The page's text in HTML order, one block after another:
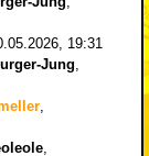
19:31
Jung